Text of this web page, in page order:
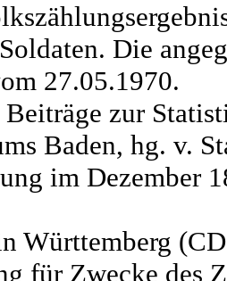
Die
27.05.1970.
zur
Baden, hg. v.
im Dezember
Württemberg
für Zwecke des